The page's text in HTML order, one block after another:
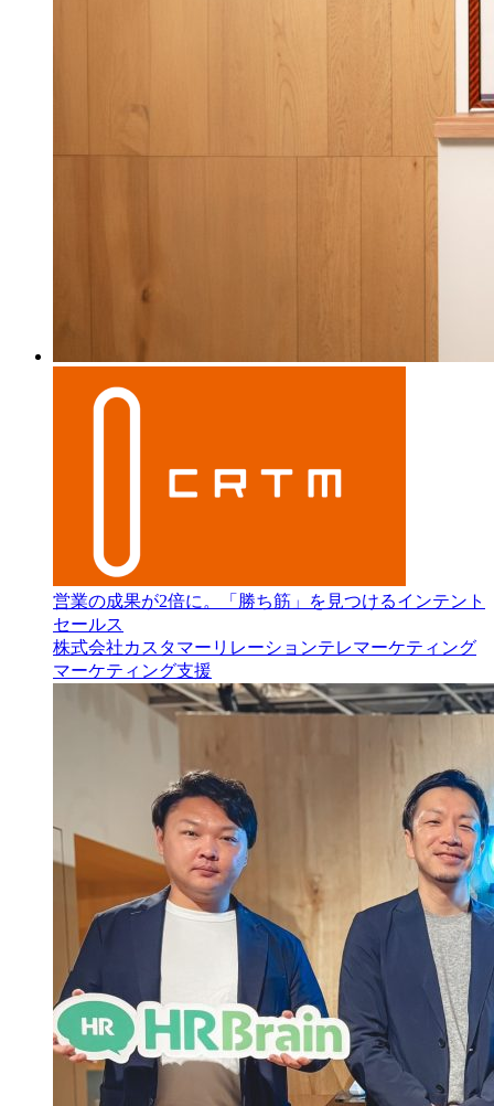
営業の成果が2倍に。「勝ち筋」を見つけるインテント
セールス
株式会社カスタマーリレーションテレマーケティング
マーケティング支援